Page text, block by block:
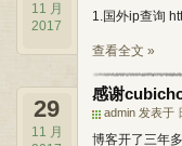
11 月
2017
1.国外ip查询
查看全文 »
感谢
admin 发表于
29
11 月
博客开了三年